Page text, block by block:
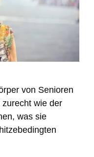
von Senioren
wie der
was sie